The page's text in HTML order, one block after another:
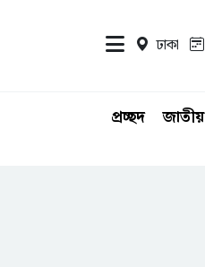
ঢাকা
প্রচ্ছদ জাতীয়